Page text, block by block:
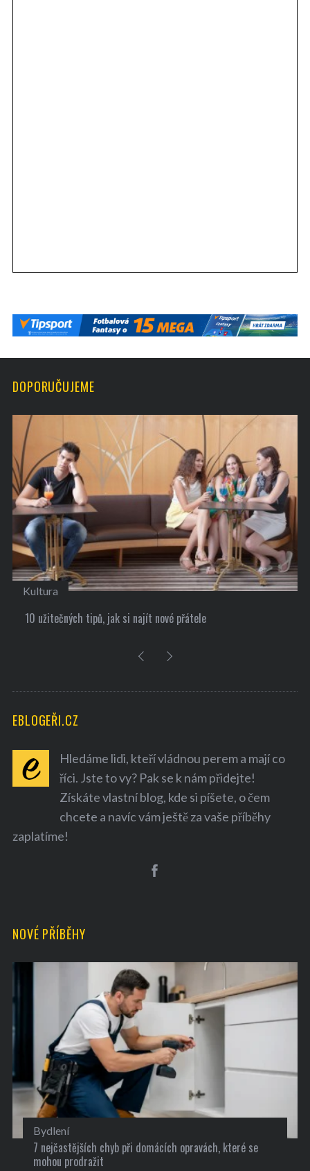
DOPORUČUJEME
Kultura
10 užitečných tipů, jak si najít nové přátele
EBLOGEŘI.CZ
Hledáme lidi, kteří vládnou perem a mají co
říci. Jste to vy? Pak se k nám přidejte!
Získáte vlastní blog, kde si píšete, o čem
chcete a navíc vám ještě za vaše příběhy
zaplatíme!
NOVÉ PŘÍBĚHY
Bydlení
7 nejčastějších chyb při domácích opravách, které se
mohou prodražit